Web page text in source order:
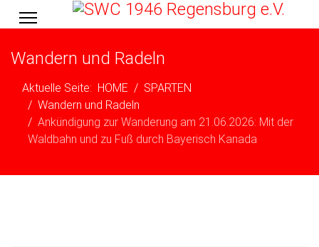
Wandern und Radeln
Aktuelle Seite: HOME
SPARTEN
Wandern und Radeln
Ankündigung zur Wanderung am 21.06.2026: Mit der
Waldbahn und zu Fuß durch Bayerisch Kanada